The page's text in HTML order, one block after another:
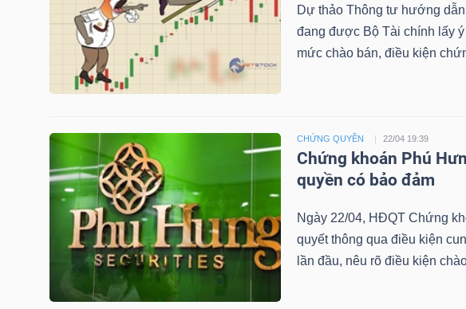
Dự thảo Thông tư hướng
đang được Bộ Tài chính lấy
mức chào bán, điều kiện
CHỨNG QUYỀN 22/04 19:39
Chứng khoán Phú
quyền có bảo đảm
Ngày 22/04, HĐQT Chứng
quyết thông qua điều kiện
lần đầu, nêu rõ điều kiện
ĐẦU